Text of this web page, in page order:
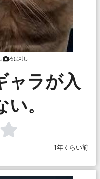
ろば刺し
ャラが入
。
1年くらい前